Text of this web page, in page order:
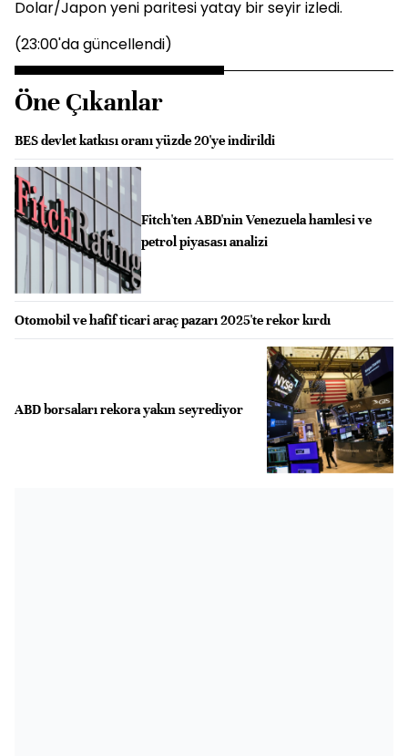
Dolar/Japon yeni paritesi yatay bir seyir izledi.
(23:00'da güncellendi)
Öne Çıkanlar
BES devlet katkısı oranı yüzde 20'ye indirildi
Fitch'ten ABD'nin Venezuela hamlesi ve
petrol piyasası analizi
Otomobil ve hafif ticari araç pazarı 2025'te rekor kırdı
ABD borsaları rekora yakın seyrediyor